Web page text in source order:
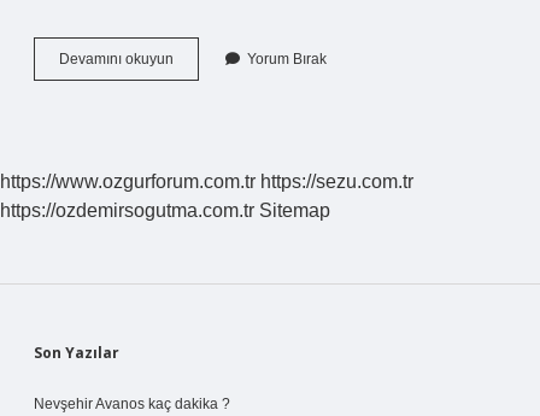
Devamını okuyun
Kütüphane
Yorum Bırak
https://www.ozgurforum.com.tr https://sezu.com.tr
https://ozdemirsogutma.com.tr Sitemap
Sidebar
Son Yazılar
Nevşehir Avanos kaç dakika ?